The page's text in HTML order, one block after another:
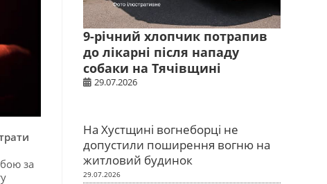
за
9-річний хлопчик потрапив
до лікарні після нападу
собаки на Тячівщині
29.07.2026
На Хустщині вогнеборці не
допустили поширення вогню на
житловий будинок
29.07.2026